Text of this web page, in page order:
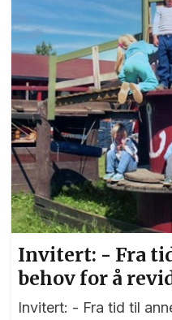
Invitert: - Fra
behov for å
Invitert: - Fra tid til